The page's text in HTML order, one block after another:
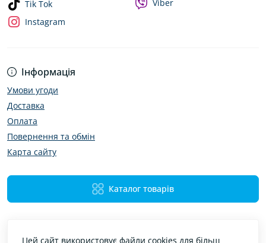
Інформація
Умови угоди
Доставка
Оплата
Повернення та обмін
Карта сайту
Каталог товарів
Tik Tok
Instagram
Viber
Цей сайт використовує файли cookies для більш